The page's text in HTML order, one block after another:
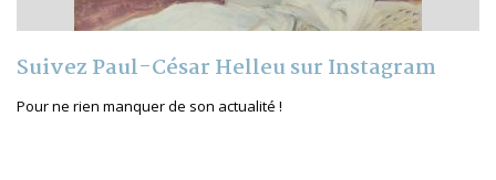
Suivez Paul-César Helleu sur Instagram
Pour ne rien manquer de son actualité !